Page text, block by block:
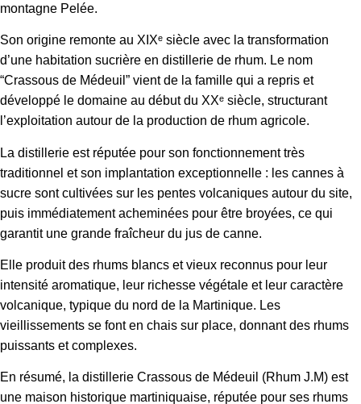
montagne Pelée.
Son origine remonte au XIXᵉ siècle avec la transformation
d’une habitation sucrière en distillerie de rhum. Le nom
“Crassous de Médeuil” vient de la famille qui a repris et
développé le domaine au début du XXᵉ siècle, structurant
l’exploitation autour de la production de rhum agricole.
La distillerie est réputée pour son fonctionnement très
traditionnel et son implantation exceptionnelle : les cannes à
sucre sont cultivées sur les pentes volcaniques autour du site,
puis immédiatement acheminées pour être broyées, ce qui
garantit une grande fraîcheur du jus de canne.
Elle produit des rhums blancs et vieux reconnus pour leur
intensité aromatique, leur richesse végétale et leur caractère
volcanique, typique du nord de la Martinique. Les
vieillissements se font en chais sur place, donnant des rhums
puissants et complexes.
En résumé, la distillerie Crassous de Médeuil (Rhum J.M) est
une maison historique martiniquaise, réputée pour ses rhums